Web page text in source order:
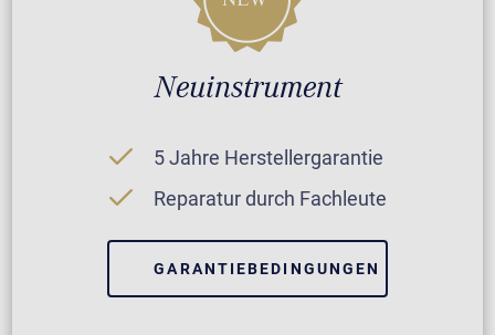
Neuinstrument
5 Jahre Herstellergarantie
Reparatur durch Fachleute
GARANTIEBEDINGUNGEN